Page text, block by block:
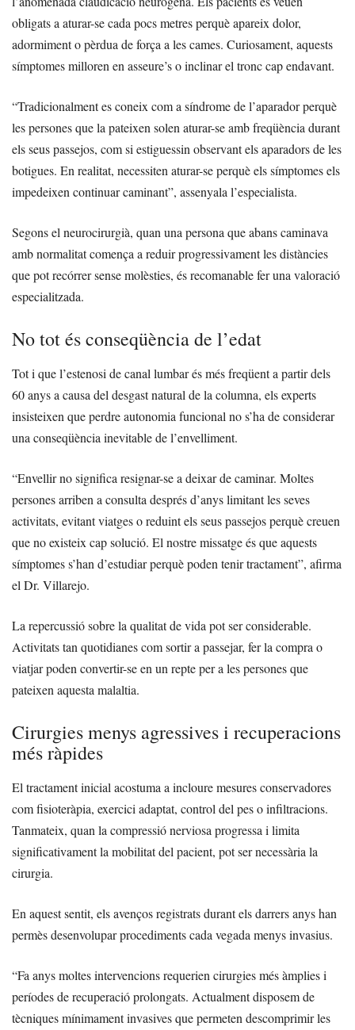
obligats a aturar-se cada pocs metres perquè apareix dolor,
adormiment o pèrdua de força a les cames. Curiosament, aquests
símptomes milloren en asseure’s o inclinar el tronc cap endavant.
“Tradicionalment es coneix com a síndrome de l’aparador perquè
les persones que la pateixen solen aturar-se amb freqüència durant
els seus passejos, com si estiguessin observant els aparadors de les
botigues. En realitat, necessiten aturar-se perquè els símptomes els
impedeixen continuar caminant”, assenyala l’especialista.
Segons el neurocirurgià, quan una persona que abans caminava
amb normalitat comença a reduir progressivament les distàncies
que pot recórrer sense molèsties, és recomanable fer una valoració
especialitzada.
No tot és conseqüència de l’edat
Tot i que l’estenosi de canal lumbar és més freqüent a partir dels
60 anys a causa del desgast natural de la columna, els experts
insisteixen que perdre autonomia funcional no s’ha de considerar
una conseqüència inevitable de l’envelliment.
“Envellir no significa resignar-se a deixar de caminar. Moltes
persones arriben a consulta després d’anys limitant les seves
activitats, evitant viatges o reduint els seus passejos perquè creuen
que no existeix cap solució. El nostre missatge és que aquests
símptomes s’han d’estudiar perquè poden tenir tractament”, afirma
el Dr. Villarejo.
La repercussió sobre la qualitat de vida pot ser considerable.
Activitats tan quotidianes com sortir a passejar, fer la compra o
viatjar poden convertir-se en un repte per a les persones que
pateixen aquesta malaltia.
Cirurgies menys agressives i recuperacions
més ràpides
El tractament inicial acostuma a incloure mesures conservadores
com fisioteràpia, exercici adaptat, control del pes o infiltracions.
Tanmateix, quan la compressió nerviosa progressa i limita
significativament la mobilitat del pacient, pot ser necessària la
cirurgia.
En aquest sentit, els avenços registrats durant els darrers anys han
permès desenvolupar procediments cada vegada menys invasius.
“Fa anys moltes intervencions requerien cirurgies més àmplies i
períodes de recuperació prolongats. Actualment disposem de
tècniques mínimament invasives que permeten descomprimir les